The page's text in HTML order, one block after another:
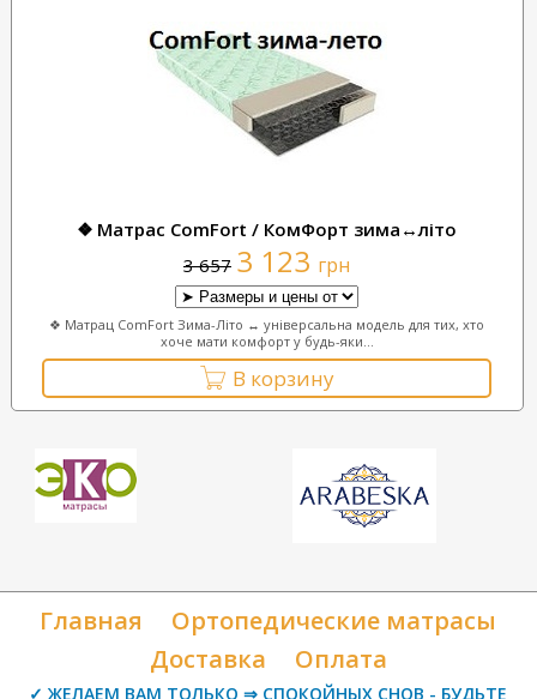
❖ Матрас ComFort / КомФорт зима↔літо
3 657 3 123 грн
❖ Матрац ComFort Зима-Літо ↔ універсальна модель для тих, хто
хоче мати комфорт у будь-яки...
В корзину
Главная
Ортопедические матрасы
Доставка
Оплата
✓ ЖЕЛАЕМ ВАМ ТОЛЬКО ⇒ СПОКОЙНЫХ СНОВ - БУДЬТЕ